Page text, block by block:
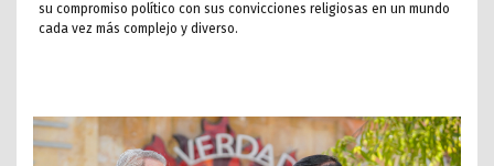
su compromiso político con sus convicciones religiosas en un mundo
cada vez más complejo y diverso.